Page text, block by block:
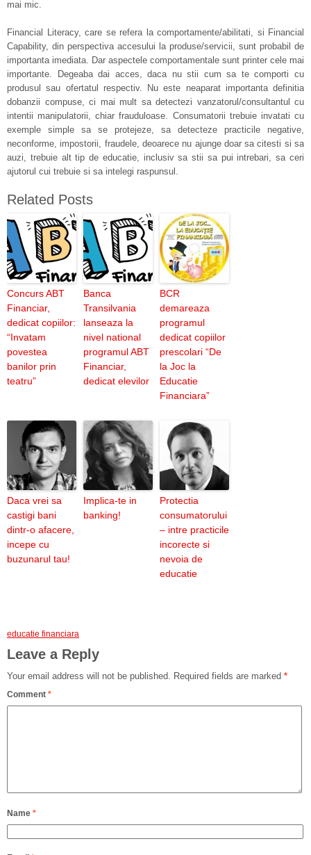
mai mic.
Financial Literacy, care se refera la comportamente/abilitati, si Financial
Capability, din perspectiva accesului la produse/servicii, sunt probabil de
importanta imediata. Dar aspectele comportamentale sunt printer cele mai
importante. Degeaba dai acces, daca nu stii cum sa te comporti cu
produsul sau ofertatul respectiv. Nu este neaparat importanta definitia
dobanzii compuse, ci mai mult sa detectezi vanzatorul/consultantul cu
intentii manipulatorii, chiar frauduloase. Consumatorii trebuie invatati cu
exemple simple sa se protejeze, sa detecteze practicile negative,
neconforme, impostorii, fraudele, deoarece nu ajunge doar sa citesti si sa
auzi, trebuie alt tip de educatie, inclusiv sa stii sa pui intrebari, sa ceri
ajutorul cui trebuie si sa intelegi raspunsul.
Related Posts
Concurs ABT
Financiar,
dedicat copiilor:
“Invatam
povestea
banilor prin
teatru”
Banca
Transilvania
lanseaza la
nivel national
programul ABT
Financiar,
dedicat elevilor
BCR
demareaza
programul
dedicat copiilor
prescolari “De
la Joc la
Educatie
Financiara”
Daca vrei sa
castigi bani
dintr-o afacere,
incepe cu
buzunarul tau!
Implica-te in
banking!
Protectia
consumatorului
– intre practicile
incorecte si
nevoia de
educatie
educatie financiara
Leave a Reply
Your email address will not be published. Required fields are marked *
Comment *
Name *